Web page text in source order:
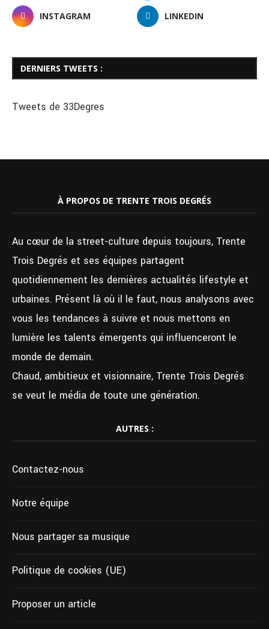
INSTAGRAM LINKEDIN
DERNIERS TWEETS :
Tweets de 33Degres
À PROPOS DE TRENTE TROIS DEGRÉS
Au cœur de la street-culture depuis toujours, Trente
Trois Degrés et ses équipes partagent
quotidiennement les dernières actualités lifestyle et
urbaines. Présent là où il le faut, nous analysons avec
vous les tendances à suivre et nous mettons en
lumière les talents émergents qui influenceront le
monde de demain.
Chaud, ambitieux et visionnaire, Trente Trois Degrés
se veut le média de toute une génération.
AUTRES :
Contactez-nous
Notre équipe
Nous partager sa musique
Politique de cookies (UE)
Proposer un article